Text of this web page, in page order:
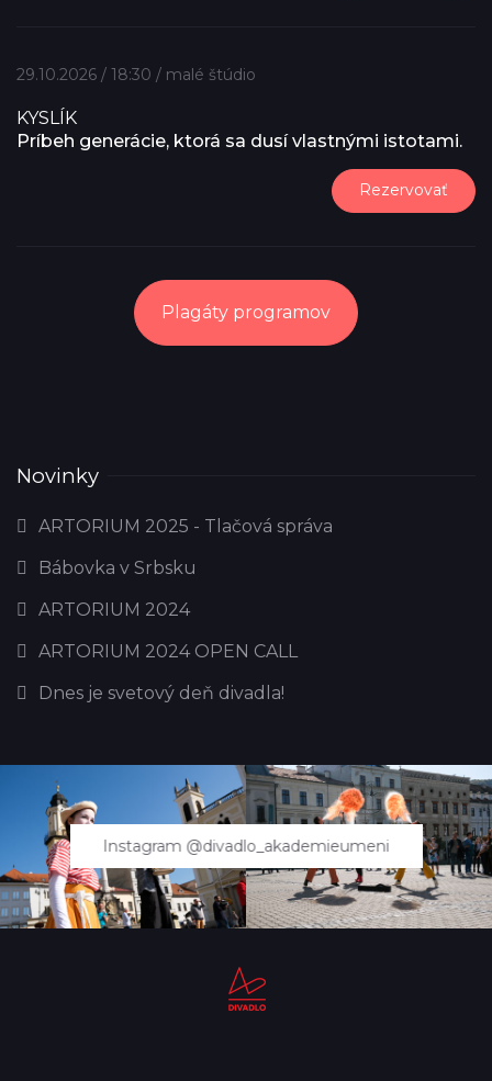
29.10.2026 / 18:30 / malé štúdio
KYSLÍK
Príbeh generácie, ktorá sa dusí vlastnými istotami.
Rezervovať
Plagáty programov
Novinky
ARTORIUM 2025 - Tlačová správa
Bábovka v Srbsku
ARTORIUM 2024
ARTORIUM 2024 OPEN CALL
Dnes je svetový deň divadla!
Instagram @divadlo_akademieumeni